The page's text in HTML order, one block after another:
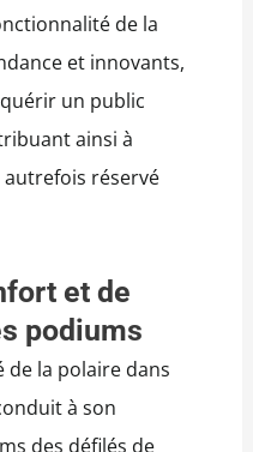
de la
et innovants,
un public
ainsi à
réservé
et de
podiums
de la polaire dans
à son
des défilés de